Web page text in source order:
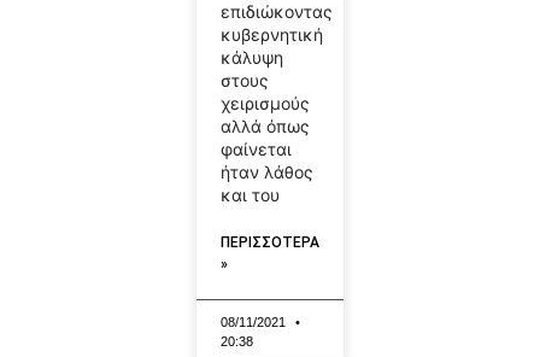
επιδιώκοντας
κυβερνητική
κάλυψη
στους
χειρισμούς
αλλά όπως
φαίνεται
ήταν λάθος
και του
ΠΕΡΙΣΣΟΤΕΡΑ
»
08/11/2021
20:38